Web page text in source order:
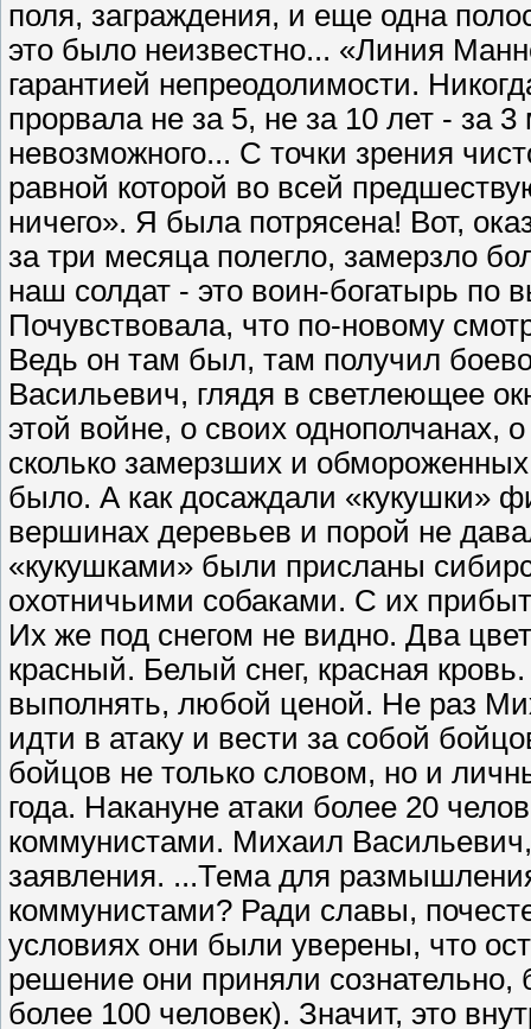
поля, заграждения, и еще одна
это было неизвестно... «Линия
гарантией непреодолимости.
прорвала не за 5, не за 10 лет - за
невозможного... С точки зрения
равной которой во всей
ничего». Я была потрясена! Вот,
за три месяца полегло, замерзло
наш солдат - это воин-богатырь по
Почувствовала, что по-новому
Ведь он там был, там получил
Васильевич, глядя в светлеющее
этой войне, о своих однополчанах,
сколько замерзших и
было. А как досаждали «кукушки»
вершинах деревьев и порой не
«кукушками» были присланы
охотничьими собаками. С их
Их же под снегом не видно. Два
красный. Белый снег, красная
выполнять, любой ценой. Не раз
идти в атаку и вести за собой
бойцов не только словом, но и
года. Накануне атаки более 20
коммунистами. Михаил
заявления. ...Тема для
коммунистами? Ради славы,
условиях они были уверены, что
решение они приняли сознательно,
более 100 человек). Значит, это